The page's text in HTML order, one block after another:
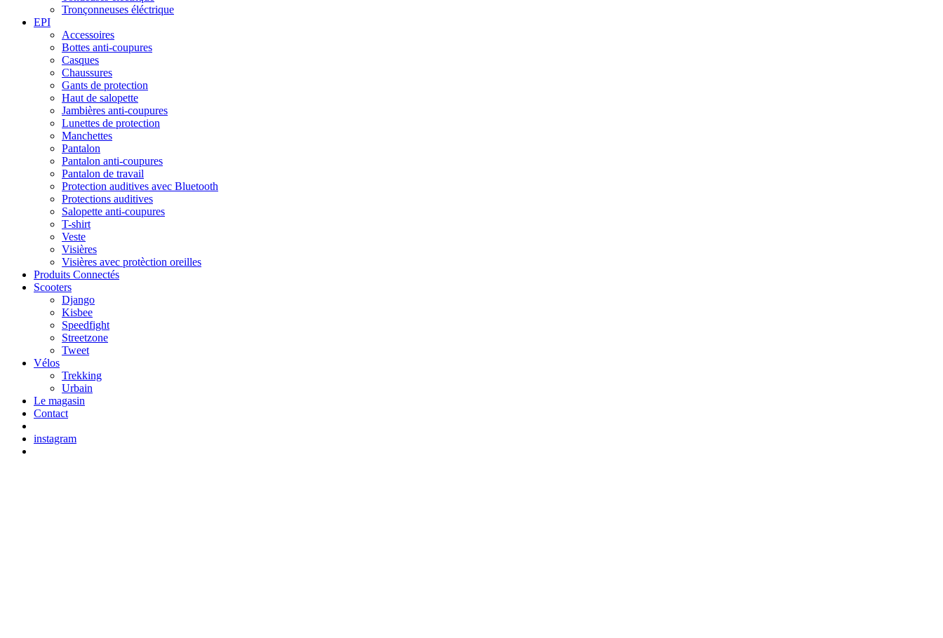
Tronçonneuses éléctrique
EPI
Accessoires
Bottes anti-coupures
Casques
Chaussures
Gants de protection
Haut de salopette
Jambières anti-coupures
Lunettes de protection
Manchettes
Pantalon
Pantalon anti-coupures
Pantalon de travail
Protection auditives avec Bluetooth
Protections auditives
Salopette anti-coupures
T-shirt
Veste
Visières
Visières avec protèction oreilles
Produits Connectés
Scooters
Django
Kisbee
Speedfight
Streetzone
Tweet
Vélos
Trekking
Urbain
Le magasin
Contact
instagram